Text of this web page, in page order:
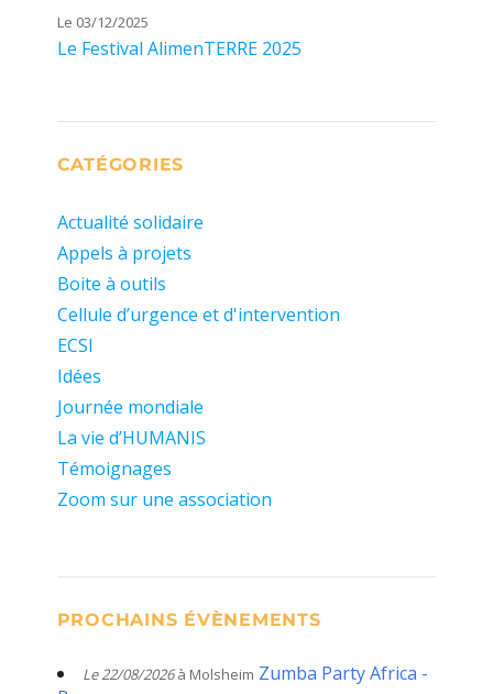
Le 03/12/2025
Le Festival AlimenTERRE 2025
CATÉGORIES
Actualité solidaire
Appels à projets
Boite à outils
Cellule d’urgence et d'intervention
ECSI
Idées
Journée mondiale
La vie d’HUMANIS
Témoignages
Zoom sur une association
PROCHAINS ÉVÈNEMENTS
Le 22/08/2026à Molsheim Zumba Party Africa -